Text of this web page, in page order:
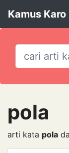
Kamus Karo
pola
arti kata pola